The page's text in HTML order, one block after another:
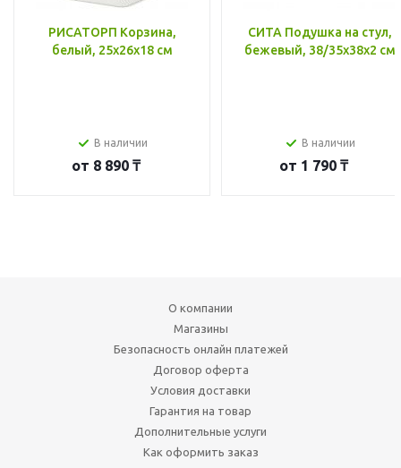
РИСАТОРП Корзина,
белый, 25x26x18 см
В наличии
от 8 890 ₸
СИТА Подушка на стул,
бежевый, 38/35x38x2 см
В наличии
от 1 790 ₸
О компании
Магазины
Безопасность онлайн платежей
Договор оферта
Условия доставки
Гарантия на товар
Дополнительные услуги
Как оформить заказ